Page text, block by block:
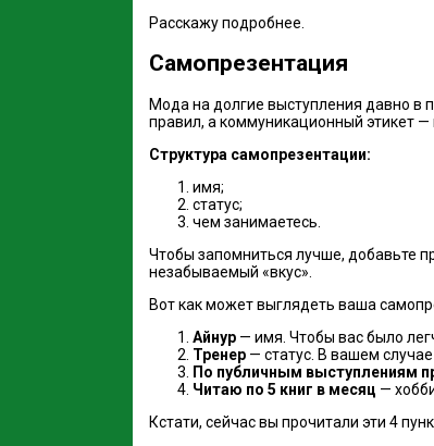
Расскажу подробнее.
Самопрезентация
Мода на долгие выступления давно в
правил, а коммуникационный этикет —
Структура самопрезентации:
имя;
статус;
чем занимаетесь.
Чтобы запомниться лучше, добавьте
незабываемый «вкус».
Вот как может выглядеть ваша
Айнур — имя. Чтобы вас было
Тренер — статус. В вашем
По публичным выступлениям
Читаю по 5 книг в месяц —
Кстати, сейчас вы прочитали эти 4